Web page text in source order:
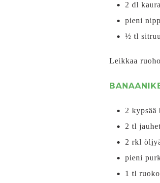
2 dl
pieni
½ tl
Leikkaa
2 kypsää
2 tl
2 rkl
pieni
1 tl